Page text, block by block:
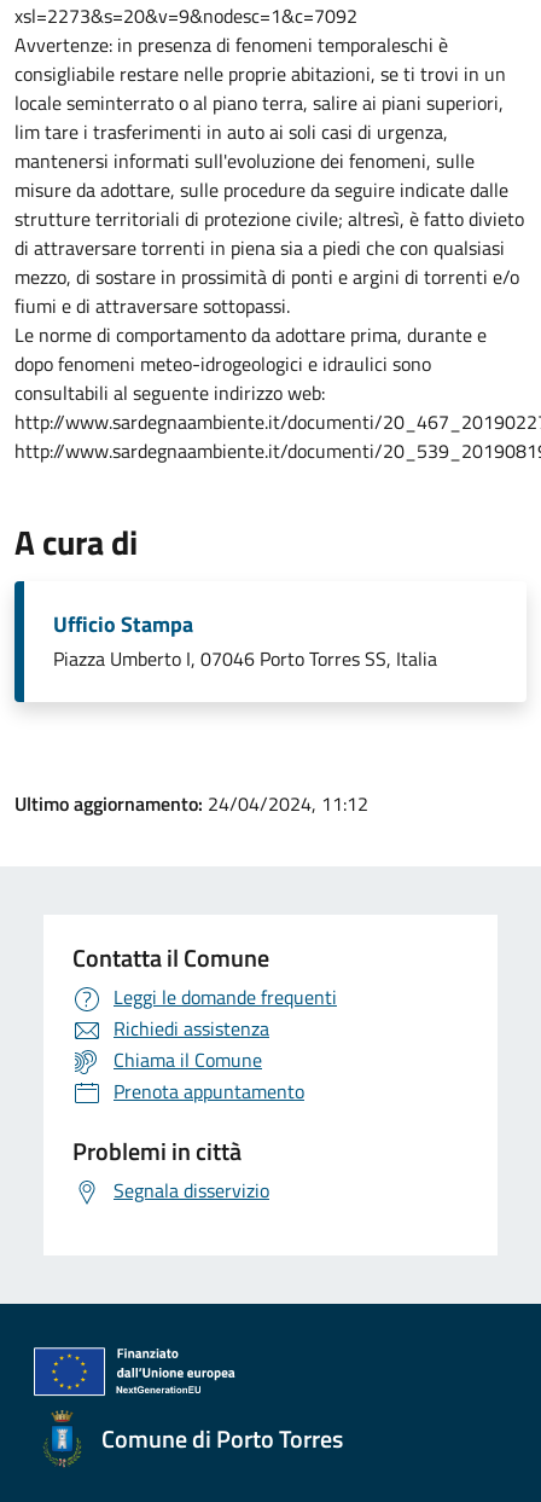
xsl=2273&s=20&v=9&nodesc=1&c=7092
Avvertenze: in presenza di fenomeni temporaleschi è
consigliabile restare nelle proprie abitazioni, se ti trovi in un
locale seminterrato o al piano terra, salire ai piani superiori,
lim tare i trasferimenti in auto ai soli casi di urgenza,
mantenersi informati sull'evoluzione dei fenomeni, sulle
misure da adottare, sulle procedure da seguire indicate dalle
strutture territoriali di protezione civile; altresì, è fatto divieto
di attraversare torrenti in piena sia a piedi che con qualsiasi
mezzo, di sostare in prossimità di ponti e argini di torrenti e/o
fiumi e di attraversare sottopassi.
Le norme di comportamento da adottare prima, durante e
dopo fenomeni meteo-idrogeologici e idraulici sono
consultabili al seguente indirizzo web:
http://www.sardegnaambiente.it/documenti/
http://www.sardegnaambiente.it/documenti/
A cura di
Ufficio Stampa
Piazza Umberto I, 07046 Porto Torres SS, Italia
Ultimo aggiornamento: 24/04/2024, 11:12
Contatta il Comune
Leggi le domande frequenti
Richiedi assistenza
Chiama il Comune
Prenota appuntamento
Problemi in città
Segnala disservizio
Comune di Porto Torres